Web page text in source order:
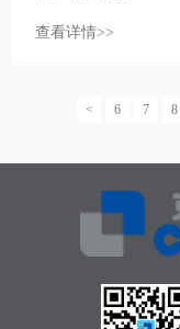
查看详情>>
< 6 7 8